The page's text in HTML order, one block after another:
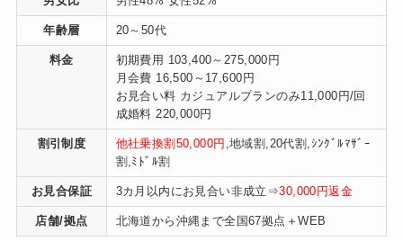
年齢層 20～50代
料金
初期費用 103,400～275,000円
月会費 16,500～17,600円
お見合い料 カジュアルプランのみ11,000円/回
成婚料 220,000円
割引制度 他社乗換割50,000円 ,地域割,20代割,ｼﾝｸﾞﾙﾏｻﾞｰ
割,ﾐﾄﾞﾙ割
お見合保証 3カ月以内にお見合い非成立⇒30,000円返金
店舗/拠点 北海道から沖縄まで全国67拠点＋WEB